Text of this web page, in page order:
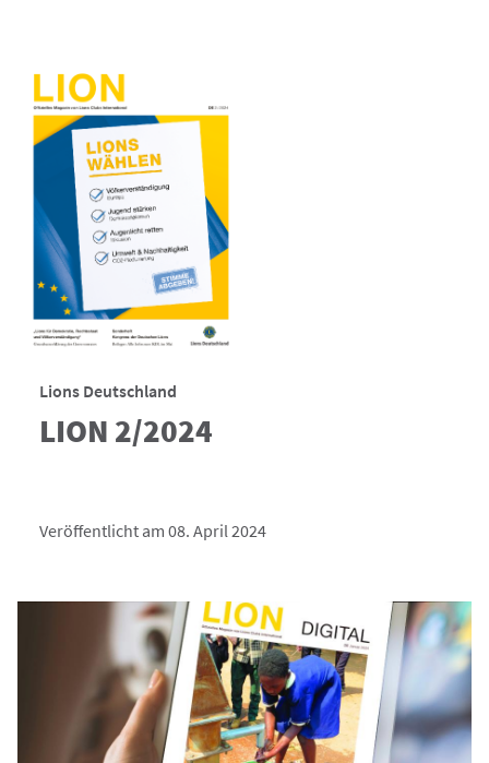
Lions Deutschland
LION 2/2024
Veröffentlicht am 08. April 2024